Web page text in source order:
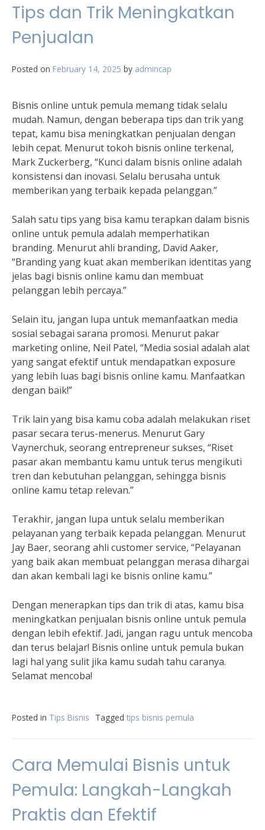
Tips dan Trik Meningkatkan
Penjualan
Posted on February 14, 2025 by admincap
Bisnis online untuk pemula memang tidak selalu
mudah. Namun, dengan beberapa tips dan trik yang
tepat, kamu bisa meningkatkan penjualan dengan
lebih cepat. Menurut tokoh bisnis online terkenal,
Mark Zuckerberg, “Kunci dalam bisnis online adalah
konsistensi dan inovasi. Selalu berusaha untuk
memberikan yang terbaik kepada pelanggan.”
Salah satu tips yang bisa kamu terapkan dalam bisnis
online untuk pemula adalah memperhatikan
branding. Menurut ahli branding, David Aaker,
“Branding yang kuat akan memberikan identitas yang
jelas bagi bisnis online kamu dan membuat
pelanggan lebih percaya.”
Selain itu, jangan lupa untuk memanfaatkan media
sosial sebagai sarana promosi. Menurut pakar
marketing online, Neil Patel, “Media sosial adalah alat
yang sangat efektif untuk mendapatkan exposure
yang lebih luas bagi bisnis online kamu. Manfaatkan
dengan baik!”
Trik lain yang bisa kamu coba adalah melakukan riset
pasar secara terus-menerus. Menurut Gary
Vaynerchuk, seorang entrepreneur sukses, “Riset
pasar akan membantu kamu untuk terus mengikuti
tren dan kebutuhan pelanggan, sehingga bisnis
online kamu tetap relevan.”
Terakhir, jangan lupa untuk selalu memberikan
pelayanan yang terbaik kepada pelanggan. Menurut
Jay Baer, seorang ahli customer service, “Pelayanan
yang baik akan membuat pelanggan merasa dihargai
dan akan kembali lagi ke bisnis online kamu.”
Dengan menerapkan tips dan trik di atas, kamu bisa
meningkatkan penjualan bisnis online untuk pemula
dengan lebih efektif. Jadi, jangan ragu untuk mencoba
dan terus belajar! Bisnis online untuk pemula bukan
lagi hal yang sulit jika kamu sudah tahu caranya.
Selamat mencoba!
Posted in Tips Bisnis Tagged tips bisnis pemula
Cara Memulai Bisnis untuk
Pemula: Langkah-Langkah
Praktis dan Efektif